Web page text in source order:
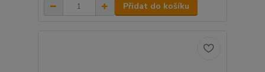
Přidat do košíku